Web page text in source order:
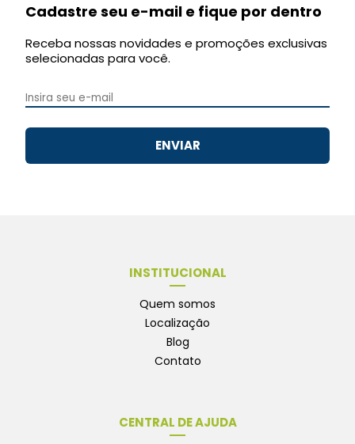
Cadastre seu e-mail e fique por dentro
Receba nossas novidades e promoções exclusivas
selecionadas para você.
ENVIAR
INSTITUCIONAL
Quem somos
Localização
Blog
Contato
CENTRAL DE AJUDA